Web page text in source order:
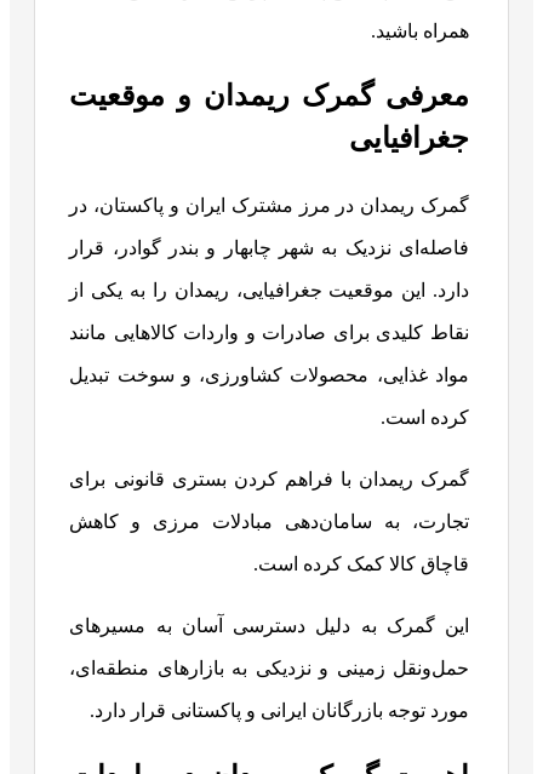
همراه باشید.
معرفی گمرک ریمدان و موقعیت
جغرافیایی
گمرک ریمدان در مرز مشترک ایران و پاکستان، در
فاصله‌ای نزدیک به شهر چابهار و بندر گوادر، قرار
دارد. این موقعیت جغرافیایی، ریمدان را به یکی از
نقاط کلیدی برای صادرات و واردات کالاهایی مانند
مواد غذایی، محصولات کشاورزی، و سوخت تبدیل
کرده است.
گمرک ریمدان با فراهم کردن بستری قانونی برای
تجارت، به سامان‌دهی مبادلات مرزی و کاهش
قاچاق کالا کمک کرده است.
این گمرک به دلیل دسترسی آسان به مسیرهای
حمل‌ونقل زمینی و نزدیکی به بازارهای منطقه‌ای،
مورد توجه بازرگانان ایرانی و پاکستانی قرار دارد.